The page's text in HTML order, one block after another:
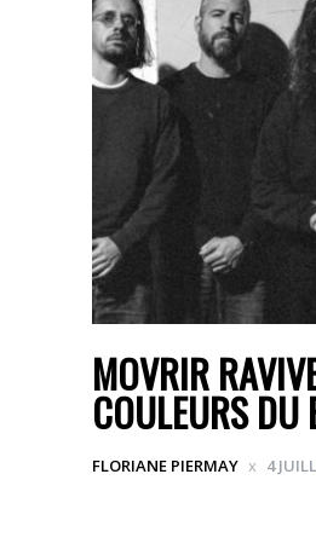
MOVRIR
COULEURS DU
FLORIANE PIERMAY 4